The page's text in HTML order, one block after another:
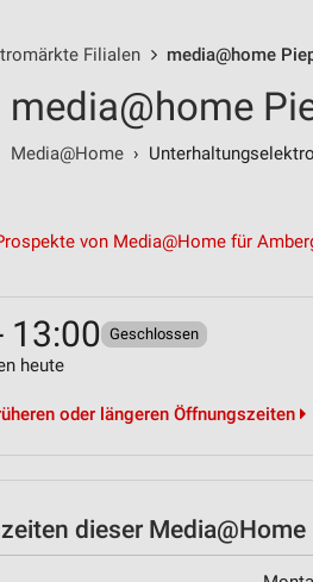
Filialen media@home
media@home
Media@Home ›
von Media@Home für
13:00 Geschlossen
heute
oder längeren Öffnungszeiten
dieser Media@Home